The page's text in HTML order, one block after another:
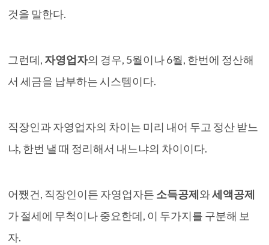
것을 말한다.
그런데, 자영업자의 경우, 5월이나 6월, 한번에 정산해
서 세금을 납부하는 시스템이다.
직장인과 자영업자의 차이는 미리 내어 두고 정산 받느
냐, 한번 낼 때 정리해서 내느냐의 차이이다.
어쨌건, 직장인이든 자영업자든 소득공제와세액공제
가 절세에 무척이나 중요한데, 이 두가지를 구분해 보
자.